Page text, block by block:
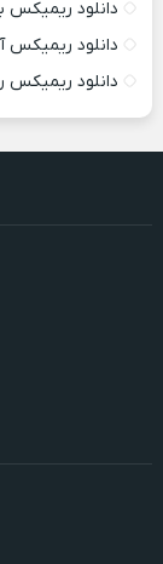
دانلود ریمیکس
دانلود ریمیکس
دانلود ریمیکس